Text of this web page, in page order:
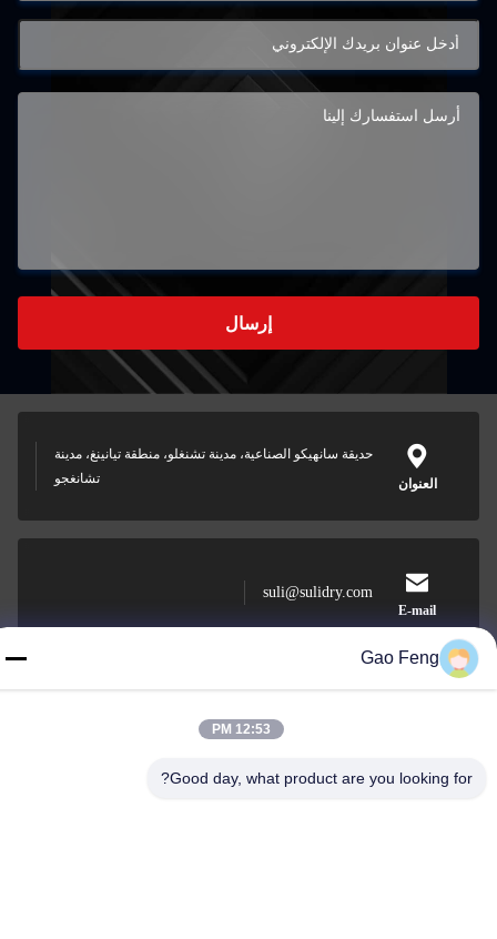
إرسال
العنوان
حديقة سانهيكو الصناعية، مدينة تشنغلو، منطقة تيانينغ، مدينة
تشانغجو
E-mail
suli@sulidry.com
0086-519-88670331
Gao Feng
12:53 PM
Good day, what product are you looking for?